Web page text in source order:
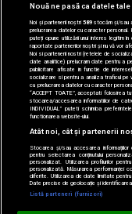
Nouă ne pasă ca datele
Noi și partenerii noștri589stocăm și/sau
prelucrarea datelor cu caracter
puteți opune utilizării unui interes legitim
raportate partenerilor noștri și nu vă vor
Noi si partenerii nostri (retelele de
date analitice) prelucram date pentru a
publicitare afisate in functie de
socializare si pentru a analiza traficul pe
cu prelucrarea datelor cu caracter
“ACCEPT TOATE”, acceptati folosirea
stocarea/accesarea informatiilor de
INDIVIDUAL” puteti schimba
functionarea website-ului.
Atât noi, cât și partenerii
Stocarea și/sau accesarea informațiilor
pentru selectarea conținutului
personalizat. Utilizarea profilurilor
personalizată. Măsurarea performanței
diferite. Utilizarea de date limitate
Date precise de geolocație și
Listă parteneri (furnizori)